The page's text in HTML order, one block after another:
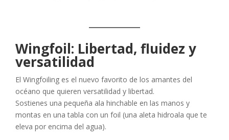
Wingfoil: Libertad, fluidez y
versatilidad
El Wingfoiling es el nuevo favorito de los amantes del
océano que quieren versatilidad y libertad.
Sostienes una pequeña ala hinchable en las manos y
montas en una tabla con un foil (una aleta hidroala que te
eleva por encima del agua).